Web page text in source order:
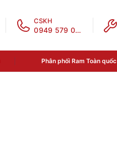
CSKH
0949 579 078
Phân phối Ram Toàn quốc